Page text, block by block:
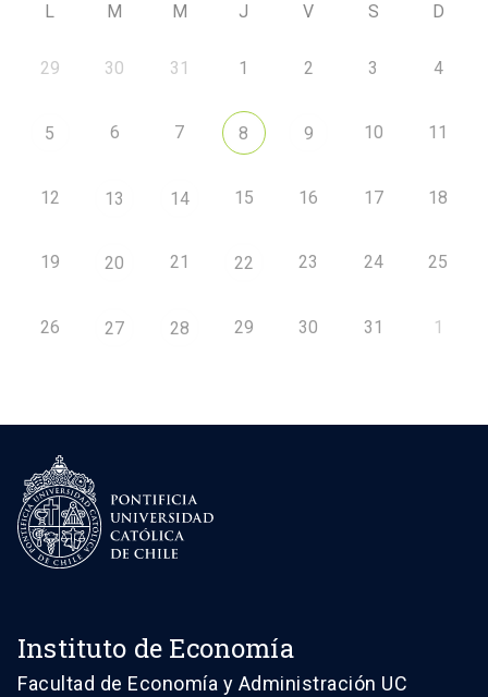
L M M J V S D
29 30 31 1 2 3 4
5 6 7 8 9 10 11
12 13 14 15 16 17 18
19 20 21 22 23 24 25
26 27 28 29 30 31 1
Instituto de Economía
Facultad de Economía y Administración UC